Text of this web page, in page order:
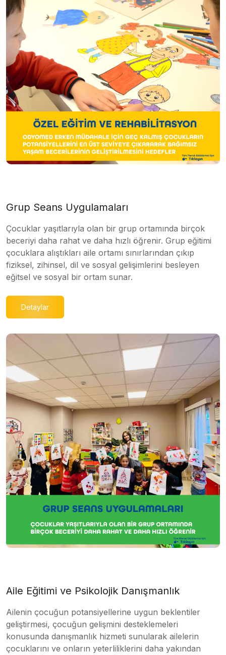
Grup Seans Uygulamaları
Çocuklar yaşıtlarıyla olan bir grup ortamında birçok
beceriyi daha rahat ve daha hızlı öğrenir. Grup eğitimi
çocuklara alıştıkları aile ortamı sınırlarından çıkıp
fiziksel, zihinsel, dil ve sosyal gelişimlerini besleyen
eğitsel ve sosyal bir ortam sunar.
Detaylar
Aile Eğitimi ve Psikolojik Danışmanlık
Ailenin çocuğun potansiyellerine uygun beklentiler
geliştirmesi, çocuğun gelişmini desteklemeleri
konusunda danışmanlık hizmeti sunularak ailelerin
çocuklarını ve onların yeterliliklerini daha yakından